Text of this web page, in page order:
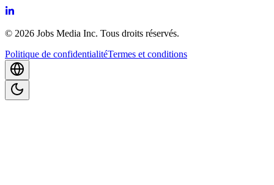
© 2026 Jobs Media Inc. Tous droits réservés.
Politique de confidentialitéTermes et conditions